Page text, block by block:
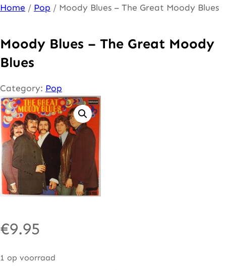
Ga
de
inhoud
Home / Pop / Moody Blues – The Great Moody Blues
Moody Blues – The Great Moody
Blues
Category: Pop
€9.95
1 op voorraad